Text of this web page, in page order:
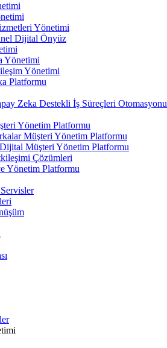
Yönetimi
Dijital Önyüz
Yönetimi
Yönetimi
Platformu
Zeka Destekli İş Süreçleri Otomasyonu
Yönetim Platformu
Müşteri Yönetim Platformu
Müşteri Yönetim Platformu
Çözümleri
Yönetim Platformu